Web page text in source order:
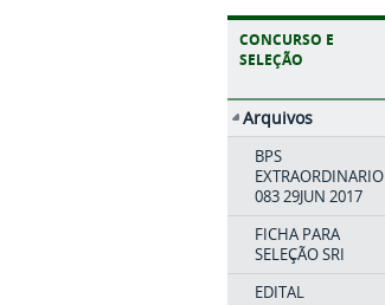
CONCURSO E
SELEÇÃO
Arquivos
BPS
EXTRAORDINARIO
083 29JUN 2017
FICHA PARA
SELEÇÃO SRI
EDITAL